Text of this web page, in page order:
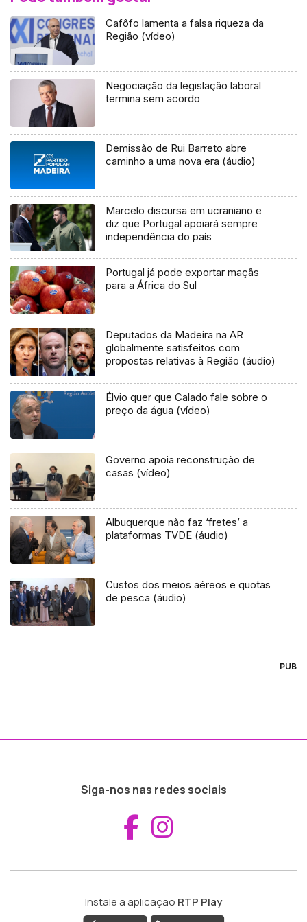
Cafôfo lamenta a falsa riqueza da
Região (vídeo)
Negociação da legislação laboral
termina sem acordo
Demissão de Rui Barreto abre
caminho a uma nova era (áudio)
Marcelo discursa em ucraniano e
diz que Portugal apoiará sempre
independência do país
Portugal já pode exportar maçãs
para a África do Sul
Deputados da Madeira na AR
globalmente satisfeitos com
propostas relativas à Região (áudio)
Élvio quer que Calado fale sobre o
preço da água (vídeo)
Governo apoia reconstrução de
casas (vídeo)
Albuquerque não faz ‘fretes’ a
plataformas TVDE (áudio)
Custos dos meios aéreos e quotas
de pesca (áudio)
PUB
Siga-nos nas redes sociais
Aceder ao
Instale a aplicação RTP Play